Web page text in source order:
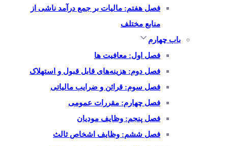
فصل هفتم: مالیات بر جمع درآمد ناشی از
منابع مختلف
باب چهارم
فصل اول: معافیت ها
فصل دوم: هزینه‌های قابل قبول و استهلاک
فصل سوم: قرائن و ضرایب مالیاتی
فصل چهارم: مقررات عمومی
فصل پنجم: وظایف مودیان
فصل ششم: وظایف اشخاص ثالث